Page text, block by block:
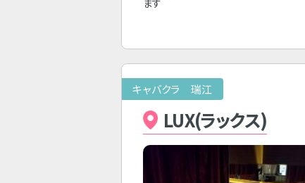
ます＾＾
キャバクラ 瑞江
LUX(ラックス)